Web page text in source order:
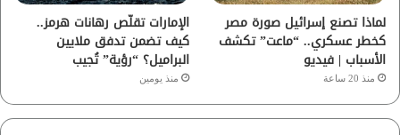
لماذا تصنع إسرائيل صورة مصر
كخطر عسكري.. “ماعت” تكشف
الأسباب | فيديو
منذ 20 ساعة
الإمارات تقلّص رهانات هرمز..
كيف تضمن تدفق ملايين
البراميل؟ “رؤية” تُجيب
منذ يومين